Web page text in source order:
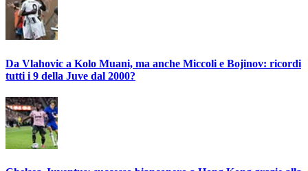
Da Vlahovic a Kolo Muani, ma anche Miccoli e Bojinov: ricordi
tutti i 9 della Juve dal 2000?